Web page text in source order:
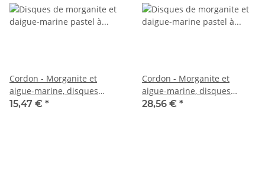
Cordon - Morganite et
aigue-marine, disques
facettés 2,5x4 mm
15,47 € *
Cordon - Morganite et
aigue-marine, disques
facettés 2x4 mm
28,56 € *